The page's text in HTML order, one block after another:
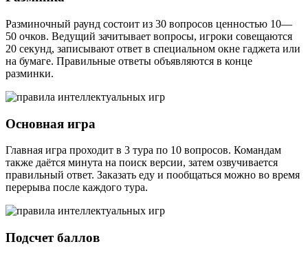
Разминочный раунд состоит из 30 вопросов ценностью 10—
50 очков. Ведущий зачитывает вопросы, игроки совещаются
20 секунд, записывают ответ в специальном окне гаджета или
на бумаге. Правильные ответы объявляются в конце
разминки.
Основная игра
Главная игра проходит в 3 тура по 10 вопросов. Командам
также даётся минута на поиск версии, затем озвучивается
правильный ответ. Заказать еду и пообщаться можно во время
перерыва после каждого тура.
Подсчет баллов